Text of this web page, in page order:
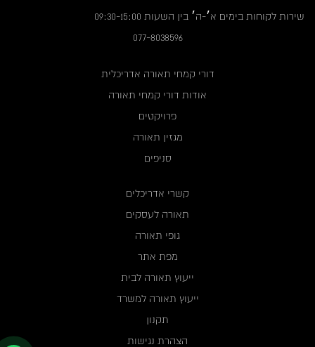
שירות לקוחות בימים א׳-ה׳ בין השעות 09:30-15:00
077-8038596
דורי קמחי תאורה אדריכלית
אודות דורי קמחי תאורה
פרויקטים
מגזין תאורה
סניפים
קשרי אדריכלים
תאורה לעסקים
גופי תאורה
מפת אתר
ייעוץ תאורה לבית
ייעוץ תאורה למשרד
תקנון
הצהרת נגישות